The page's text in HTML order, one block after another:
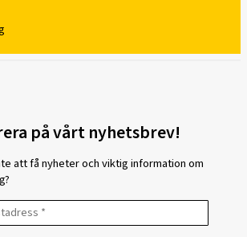
på vårt nyhetsbrev!
att få nyheter och viktig information om